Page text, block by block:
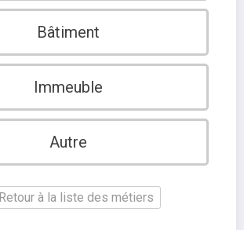
Bâtiment
Immeuble
Autre
Retour à la liste des métiers